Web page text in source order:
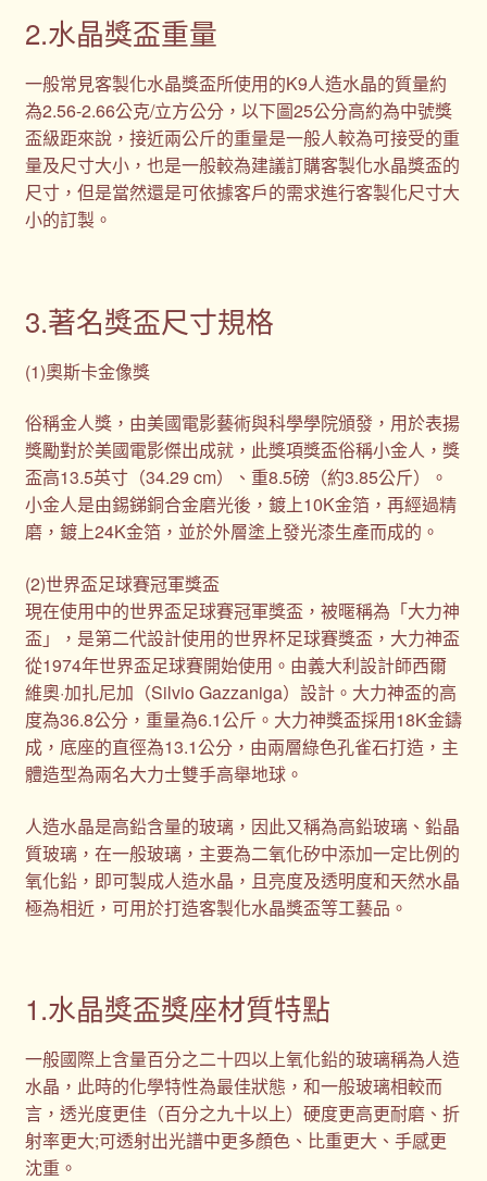
2.水晶獎盃重量
一般常見客製化水晶獎盃所使用的K9人造水晶的質量約
為2.56-2.66公克/立方公分，以下圖25公分高約為中號獎
盃級距來說，接近兩公斤的重量是一般人較為可接受的重
量及尺寸大小，也是一般較為建議訂購客製化水晶獎盃的
尺寸，但是當然還是可依據客戶的需求進行客製化尺寸大
小的訂製。
3.著名獎盃尺寸規格
(1)奧斯卡金像獎
俗稱金人獎，由美國電影藝術與科學學院頒發，用於表揚
獎勵對於美國電影傑出成就，此獎項獎盃俗稱小金人，獎
盃高13.5英寸（34.29 cm）、重8.5磅（約3.85公斤）。
小金人是由錫銻銅合金磨光後，鍍上10K金箔，再經過精
磨，鍍上24K金箔，並於外層塗上發光漆生產而成的。
(2)世界盃足球賽冠軍獎盃
現在使用中的世界盃足球賽冠軍獎盃，被暱稱為「大力神
盃」，是第二代設計使用的世界杯足球賽獎盃，大力神盃
從1974年世界盃足球賽開始使用。由義大利設計師西爾
維奧·加扎尼加（Silvio Gazzaniga）設計。大力神盃的高
度為36.8公分，重量為6.1公斤。大力神獎盃採用18K金鑄
成，底座的直徑為13.1公分，由兩層綠色孔雀石打造，主
體造型為兩名大力士雙手高舉地球。
人造水晶是高鉛含量的玻璃，因此又稱為高鉛玻璃、鉛晶
質玻璃，在一般玻璃，主要為二氧化矽中添加一定比例的
氧化鉛，即可製成人造水晶，且亮度及透明度和天然水晶
極為相近，可用於打造客製化水晶獎盃等工藝品。
1.水晶獎盃獎座材質特點
一般國際上含量百分之二十四以上氧化鉛的玻璃稱為人造
水晶，此時的化學特性為最佳狀態，和一般玻璃相較而
言，透光度更佳（百分之九十以上）硬度更高更耐磨、折
射率更大;可透射出光譜中更多顏色、比重更大、手感更
沈重。